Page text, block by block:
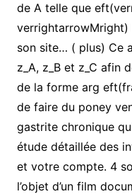
de A telle que
verrightarrowMright)
son site… ( plus) Ce
z_A, z_B et z_C afin
de la forme arg
de faire du poney
gastrite chronique
étude détaillée des
et votre compte. 4
l’objet d’un film